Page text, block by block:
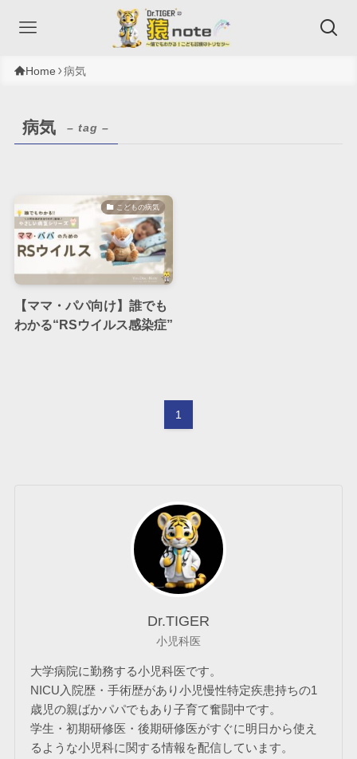
Home 病気
病気 – tag –
こどもの病気
【ママ・パパ向け】誰でも
わかる“RSウイルス感染症”
1
Dr.TIGER
小児科医
大学病院に勤務する小児科医です。
NICU入院歴・手術歴があり小児慢性特定疾患持ちの1
歳児の親ばかパパでもあり子育て奮闘中です。
学生・初期研修医・後期研修医がすぐに明日から使え
るような小児科に関する情報を配信しています。